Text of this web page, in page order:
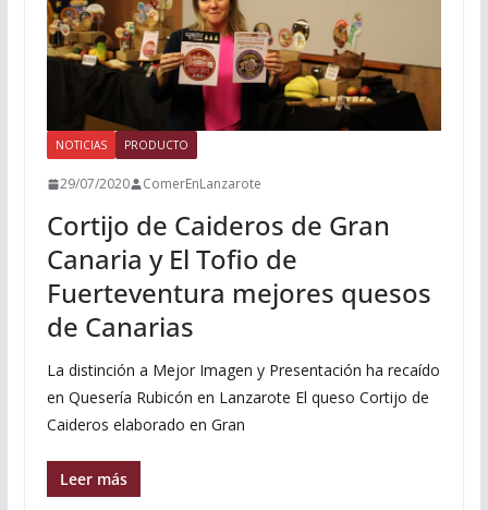
NOTICIAS PRODUCTO
29/07/2020 ComerEnLanzarote
Cortijo de Caideros de Gran
Canaria y El Tofio de
Fuerteventura mejores quesos
de Canarias
La distinción a Mejor Imagen y Presentación ha recaído
en Quesería Rubicón en Lanzarote El queso Cortijo de
Caideros elaborado en Gran
Leer más